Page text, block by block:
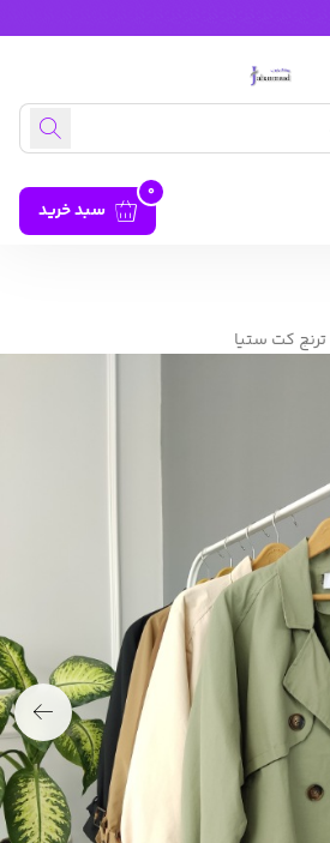
سبد خرید
0
ترنچ کت ستیا